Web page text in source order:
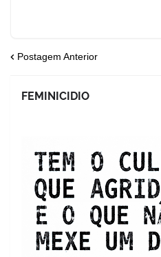
Postagem Anterior
FEMINICIDIO